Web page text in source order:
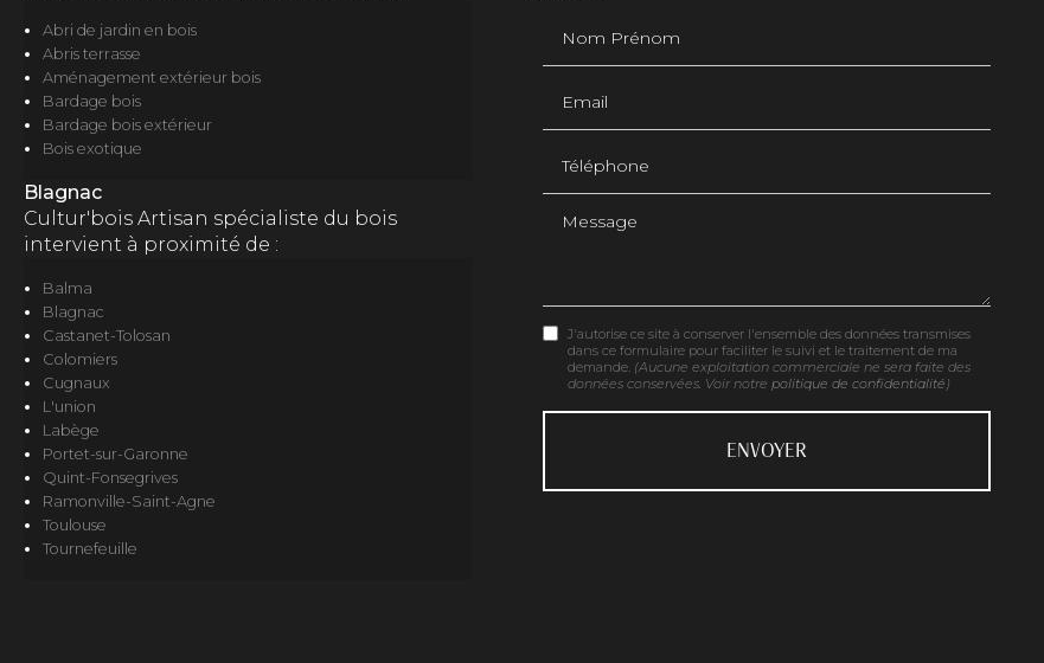
Abri de jardin en bois
Abris terrasse
Aménagement extérieur bois
Bardage bois
Bardage bois extérieur
Bois exotique
Blagnac
Cultur'bois Artisan spécialiste du bois
intervient à proximité de :
Balma
Blagnac
Castanet-Tolosan
Colomiers
Cugnaux
L'union
Labège
Portet-sur-Garonne
Quint-Fonsegrives
Ramonville-Saint-Agne
Toulouse
Tournefeuille
Message
J'autorise ce site à conserver l'ensemble des données transmises
dans ce formulaire pour faciliter le suivi et le traitement de ma
demande. (Aucune exploitation commerciale ne sera faite des
données conservées. Voir notre politique de confidentialité )